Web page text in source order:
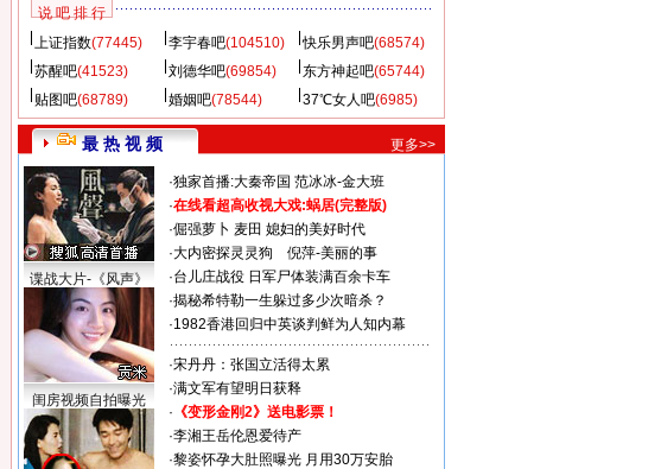
说 吧 排 行
上证指数(77445) 李宇春吧(104510) 快乐男声吧(68574)
苏醒吧(41523) 刘德华吧(69854) 东方神起吧(65744)
贴图吧(68789) 婚姻吧(78544) 37℃女人吧(6985)
最 热 视 频 更多>>
谍战大片-《风声》
闺房视频自拍曝光
·独家首播:大秦帝国 范冰冰-金大班
·在线看超高收视大戏:蜗居(完整版)
·倔强萝卜 麦田 媳妇的美好时代
·大内密探灵灵狗
倪萍-美丽的事
·台儿庄战役 日军尸体装满百余卡车
·揭秘希特勒一生躲过多少次暗杀？
·1982香港回归中英谈判鲜为人知内幕
·宋丹丹：张国立活得太累
·满文军有望明日获释
· 《变形金刚2》送电影票！
·李湘王岳伦恩爱待产
·黎姿怀孕大肚照曝光 月用30万安胎